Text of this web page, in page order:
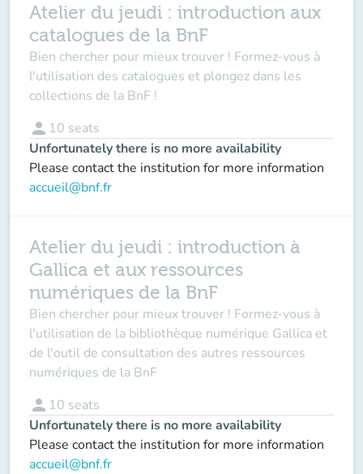
Atelier du jeudi : introduction aux
catalogues de la BnF
Bien chercher pour mieux trouver ! Formez-vous à
l'utilisation des catalogues et plongez dans les
collections de la BnF !
person 10 seats
Unfortunately there is no more availability
Please contact the institution for more information
accueil@bnf.fr
Atelier du jeudi : introduction à
Gallica et aux ressources
numériques de la BnF
Bien chercher pour mieux trouver ! Formez-vous à
l'utilisation de la bibliothèque numérique Gallica et
de l'outil de consultation des autres ressources
numériques de la BnF
person 10 seats
Unfortunately there is no more availability
Please contact the institution for more information
accueil@bnf.fr